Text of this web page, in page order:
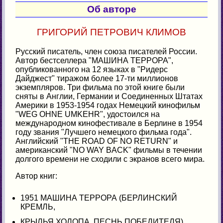
Об авторе
ГРИГОРИЙ ПЕТРОВИЧ КЛИМОВ
Русский писатель, член союза писателей России.
Автор бестселлера "МАШИНА ТЕРРОРА",
опубликованного на 12 языках в "Ридерс
Дайджест" тиражом более 17-ти миллионов
экземпляров. Три фильма по этой книге были
сняты в Англии, Германии и Соединенных Штатах
Америки в 1953-1954 годах Немецкий кинофильм
"WEG OHNE UMKEHR", удостоился на
международном кинофестивале в Берлине в 1954
году звания "Лучшего немецкого фильма года".
Английский "THE ROAD OF NO RETURN" и
американский "NO WAY BACK" фильмы в течении
долгого времени не сходили с экранов всего мира.
Автор книг:
1951 MAШИНА ТЕРРОРА (БЕРЛИНСКИЙ
КРЕМЛЬ,